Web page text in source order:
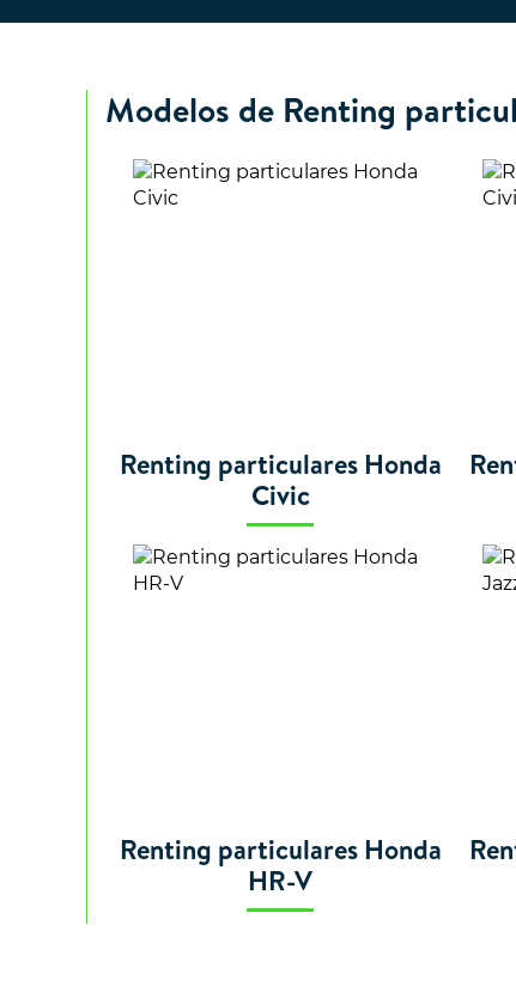
Modelos de Renting
Renting particulares Honda
Civic
Renting particulares Honda
HR-V